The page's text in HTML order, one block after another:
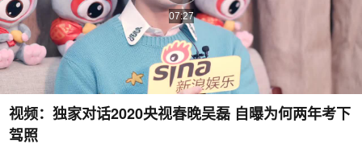
07:27
视频：独家对话2020央视春晚吴磊 自曝为何两年考下
驾照